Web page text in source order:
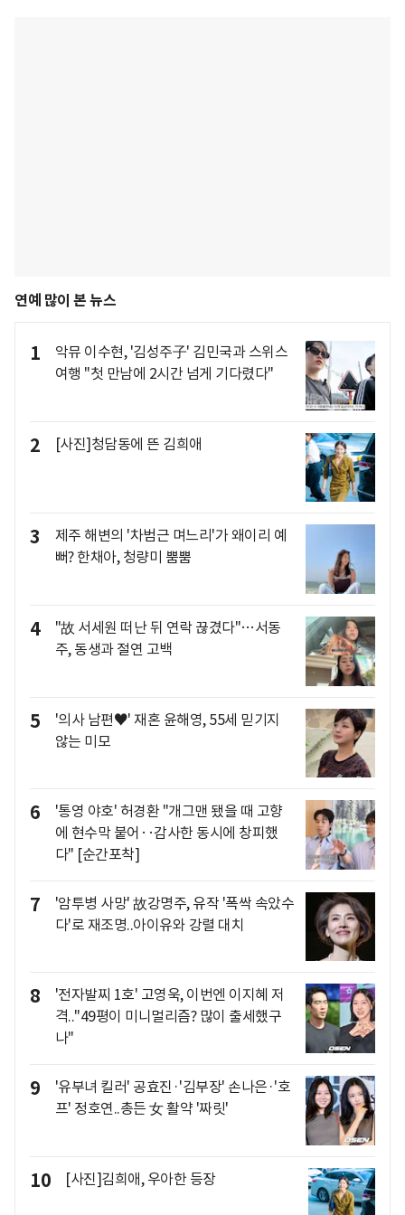
연예 많이 본 뉴스
1
악뮤 이수현, '김성주子' 김민국과 스위스
여행 "첫 만남에 2시간 넘게 기다렸다"
2 [사진]청담동에 뜬 김희애
3
제주 해변의 '차범근 며느리'가 왜이리 예
뻐? 한채아, 청량미 뿜뿜
4
"故 서세원 떠난 뒤 연락 끊겼다"…서동
주, 동생과 절연 고백
5
'의사 남편♥' 재혼 윤해영, 55세 믿기지
않는 미모
6
'통영 야호' 허경환 "개그맨 됐을 때 고향
에 현수막 붙어‥감사한 동시에 창피했
다" [순간포착]
7
'암투병 사망' 故강명주, 유작 '폭싹 속았수
다'로 재조명..아이유와 강렬 대치
8
'전자발찌 1호' 고영욱, 이번엔 이지혜 저
격.."49평이 미니멀리즘? 많이 출세했구
나"
9
'유부녀 킬러' 공효진·'김부장' 손나은·'호
프' 정호연..총든 女 활약 '짜릿'
10 [사진]김희애, 우아한 등장